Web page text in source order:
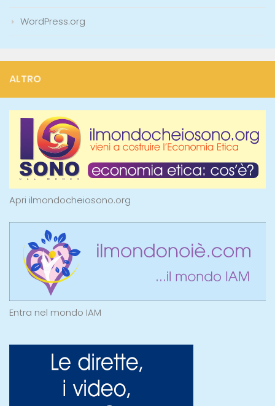
WordPress.org
ALTRO
Apri ilmondocheiosono.org
Entra nel mondo IAM